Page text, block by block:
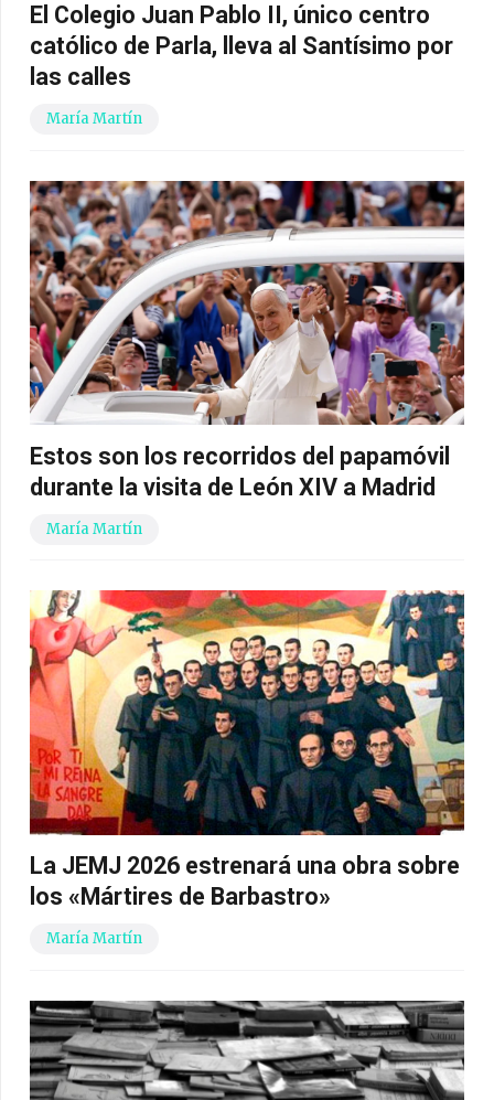
El Colegio Juan Pablo II, único centro
católico de Parla, lleva al Santísimo por
las calles
María Martín
Estos son los recorridos del papamóvil
durante la visita de León XIV a Madrid
María Martín
La JEMJ 2026 estrenará una obra sobre
los «Mártires de Barbastro»
María Martín